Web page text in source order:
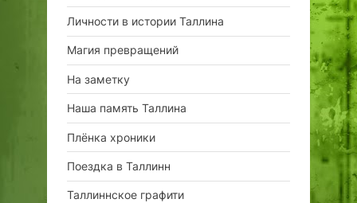
Личности в истории Таллина
Магия превращений
На заметку
Наша память Таллина
Плёнка хроники
Поездка в Таллинн
Таллиннское графити